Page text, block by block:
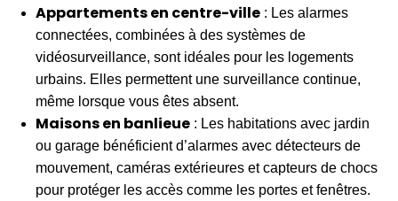
Appartements en centre-ville : Les alarmes
connectées, combinées à des systèmes de
vidéosurveillance, sont idéales pour les logements
urbains. Elles permettent une surveillance continue,
même lorsque vous êtes absent.
Maisons en banlieue : Les habitations avec jardin
ou garage bénéficient d’alarmes avec détecteurs de
mouvement, caméras extérieures et capteurs de chocs
pour protéger les accès comme les portes et fenêtres.